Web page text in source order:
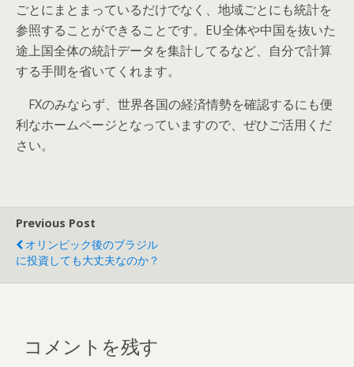
ごとにまとまっているだけでなく、地域ごとにも統計を
参照することができることです。EU全体や中国を抜いた
途上国全体の統計データを集計してるなど、自分で計算
する手間を省いてくれます。
FXのみならず、世界各国の経済情勢を確認するにも便
利なホームページとなっていますので、ぜひご活用くだ
さい。
Previous Post
オリンピック後のブラジル
に投資しても大丈夫なのか？
コメントを残す